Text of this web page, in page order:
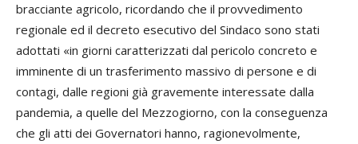
bracciante agricolo, ricordando che il provvedimento
regionale ed il decreto esecutivo del Sindaco sono stati
adottati «in giorni caratterizzati dal pericolo concreto e
imminente di un trasferimento massivo di persone e di
contagi, dalle regioni già gravemente interessate dalla
pandemia, a quelle del Mezzogiorno, con la conseguenza
che gli atti dei Governatori hanno, ragionevolmente,